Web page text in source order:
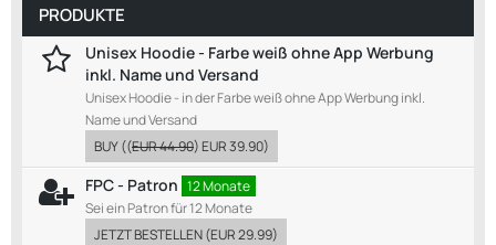
PRODUKTE
Unisex Hoodie - Farbe weiß ohne App Werbung
inkl. Name und Versand
Unisex Hoodie - in der Farbe weiß ohne App Werbung inkl.
Name und Versand
BUY((EUR 44.90)EUR 39.90)
FPC - Patron 12 Monate
Sei ein Patron für 12 Monate
JETZT BESTELLEN(EUR 29.99)